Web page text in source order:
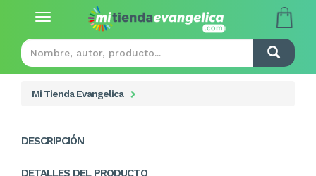
Toggle
Mi Tienda Evangelica
DESCRIPCIÓN
DETALLES DEL PRODUCTO